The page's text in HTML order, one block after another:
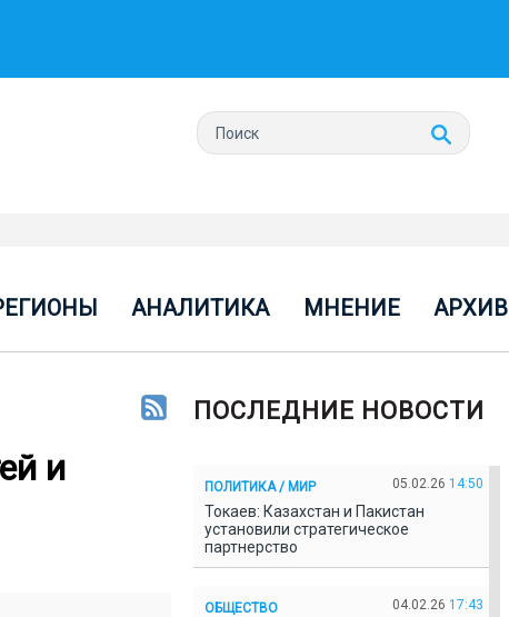
АНАЛИТИКА МНЕНИЕ АРХИВ
и
ПОСЛЕДНИЕ НОВОСТИ
ПОЛИТИКА / МИР 05.02.26 14:50
Токаев: Казахстан и Пакистан
установили стратегическое
партнерство
ОБЩЕСТВО 04.02.26 17:43